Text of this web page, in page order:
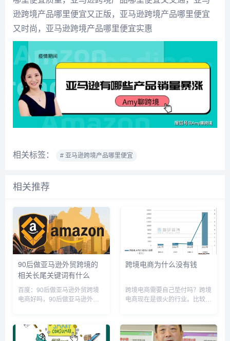
逊跨境产品哪里便宜又正版，亚马逊跨境产品哪里便宜
又时尚，亚马逊跨境产品哪里便宜实惠
相关标签： # 亚马逊跨境产品哪里便宜
相关推荐
90后做亚马逊外贸跨境的
相关长尾关键词有什么
百度：90后做亚马逊外贸跨境
电商好吗，90后做亚马逊外贸
怎么样，做亚马逊跨境电商赚钱
吗，在跨境电商公司做亚马逊销
跨境电商为什么没有钱
跨境电商需要自己垫付吗？跨境
电商现在是很火的行业。比较挣
长，一般在一个月左右。所以这
个前期的话肯定是要进行垫付